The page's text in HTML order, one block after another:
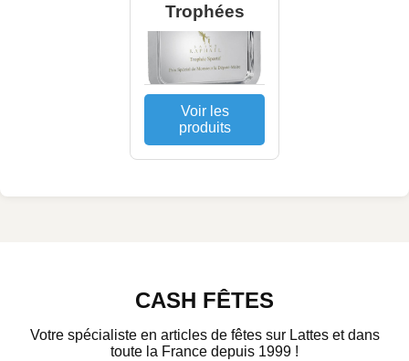
Trophées
Voir les
produits
CASH FÊTES
Votre spécialiste en articles de fêtes sur Lattes et dans
toute la France depuis 1999 !